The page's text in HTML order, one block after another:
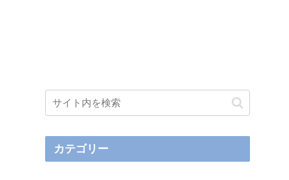
カテゴリー